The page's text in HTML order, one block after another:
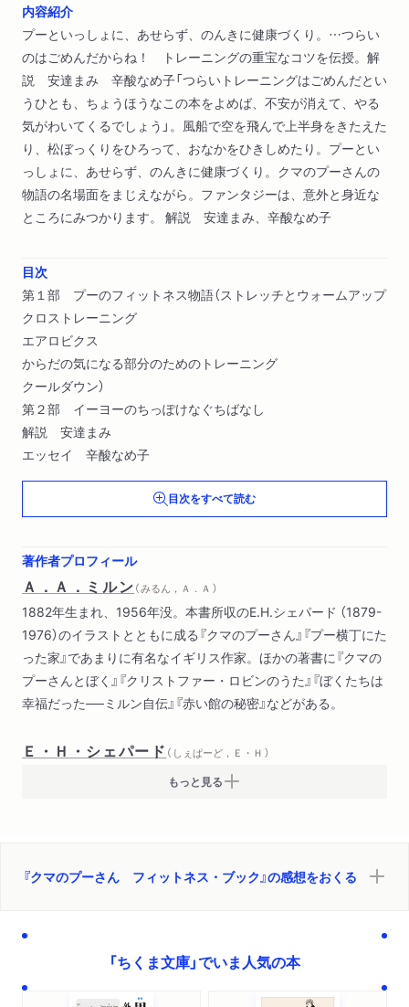
内容紹介
プーといっしょに、あせらず、のんきに健康づくり。…つらい
のはごめんだからね！ トレーニングの重宝なコツを伝授。解
説 安達まみ 辛酸なめ子「つらいトレーニングはごめんだとい
うひとも、ちょうほうなこの本をよめば、不安が消えて、やる
気がわいてくるでしょう」。風船で空を飛んで上半身をきたえた
り、松ぼっくりをひろって、おなかをひきしめたり。プーとい
っしょに、あせらず、のんきに健康づくり。クマのプーさんの
物語の名場面をまじえながら。ファンタジーは、意外と身近な
ところにみつかります。 解説 安達まみ、辛酸なめ子
目次
第１部 プーのフィットネス物語（ストレッチとウォームアップ
クロストレーニング
エアロビクス
からだの気になる部分のためのトレーニング
クールダウン）
第２部 イーヨーのちっぽけなぐちばなし
解説 安達まみ
エッセイ 辛酸なめ子
目次をすべて読む
著作者プロフィール
Ａ．Ａ．ミルン（ みるん，Ａ．Ａ ）
1882年生まれ、1956年没。本書所収のE.H.シェパード （1879-
1976）のイラストとともに成る『クマのプーさん』『プー横丁にた
った家』であまりに有名なイギリス作家。ほかの著書に『クマの
プーさんとぼく』『クリストファー・ロビンのうた』『ぼくたちは
幸福だった──ミルン自伝』『赤い館の秘密』などがある。
Ｅ・Ｈ・シェパード （ しぇぱーど，Ｅ・Ｈ ）
もっと見る
『クマのプーさん フィットネス・ブック』の感想をおくる
「ちくま文庫」でいま人気の本